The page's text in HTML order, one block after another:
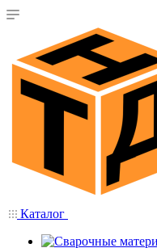
Каталог